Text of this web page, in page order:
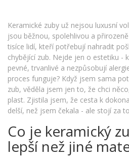
Keramické zuby už nejsou luxusní
jsou běžnou, spolehlivou a
tisíce lidí, kteří potřebují nahradit
chybějící zub. Nejde jen o estetiku -
pevné, trvanlivé a nezpůsobují
proces funguje? Když jsem sama
zub, věděla jsem jen to, že chci
plast. Zjistila jsem, že cesta k
delší, než jsem čekala - ale stojí za
Co je keramický
lepší než jiné